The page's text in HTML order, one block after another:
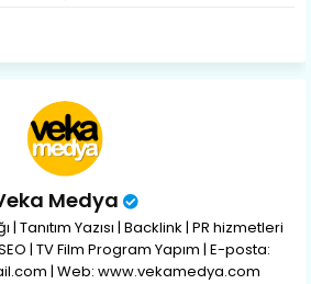
Medya
| Tanıtım Yazısı | Backlink | PR hizmetleri
| TV Film Program Yapım | E-posta:
| Web: www.vekamedya.com